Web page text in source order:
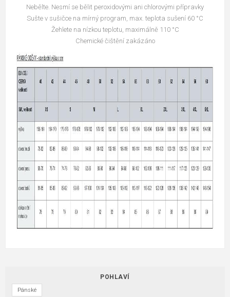
Nebělte. Nesmí se bělit peroxidovými ani chlorovými přípravky
Sušte v sušičce na mírný program, max. teplota sušení 60 °C
Žehlete na nízkou teplotu, maximálně 110 °C
Chemické čištění zakázáno
POHLAVÍ
Pánské